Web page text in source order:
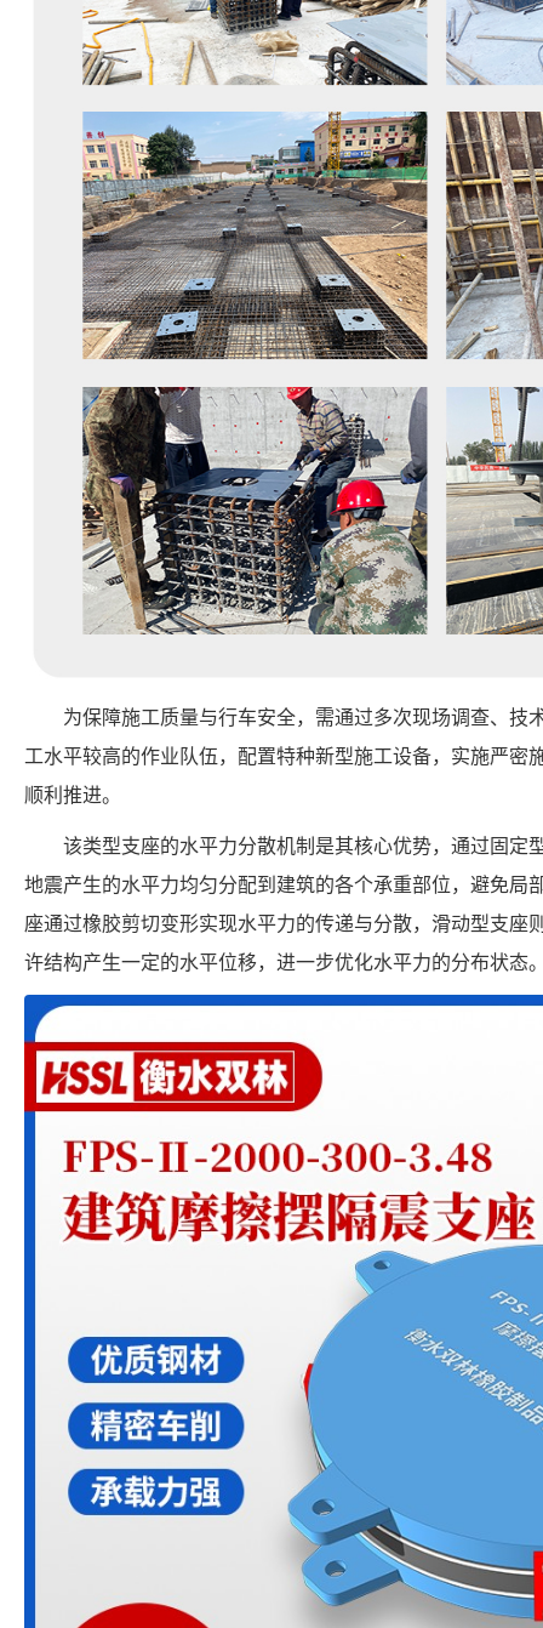
为保障施工质量与行车安全，需通过多次现场调查、技
工水平较高的作业队伍，配置特种新型施工设备，实施严密
顺利推进。
该类型支座的水平力分散机制是其核心优势，通过固定
地震产生的水平力均匀分配到建筑的各个承重部位，避免局
座通过橡胶剪切变形实现水平力的传递与分散，滑动型支座
许结构产生一定的水平位移，进一步优化水平力的分布状态